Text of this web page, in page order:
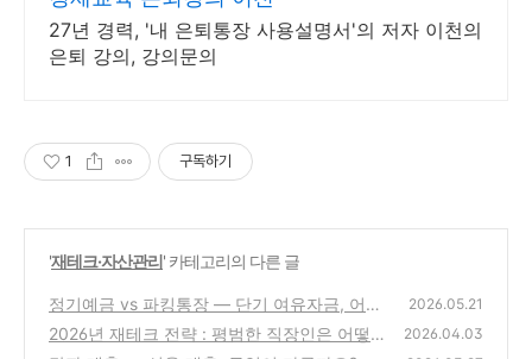
27년 경력, '내 은퇴통장 사용설명서'의 저자 이천의
은퇴 강의, 강의문의
1 구독하기
'재테크·자산관리' 카테고리의 다른 글
정기예금 vs 파킹통장 — 단기 여유자금, 어디
에 넣어야 할까?
(2)
2026.05.21
2026년 재테크 전략 : 평범한 직장인은 어떻게
2026.04.03